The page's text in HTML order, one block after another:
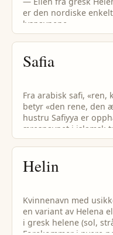
er den nordiske
lysnavnene.
Safia
Fra arabisk safi, «ren,
betyr «den rene, den
hustru Safiyya er
æresnavnet i islamsk
Helin
Kvinnenavn med
en variant av Helena
i gresk helene (sol,